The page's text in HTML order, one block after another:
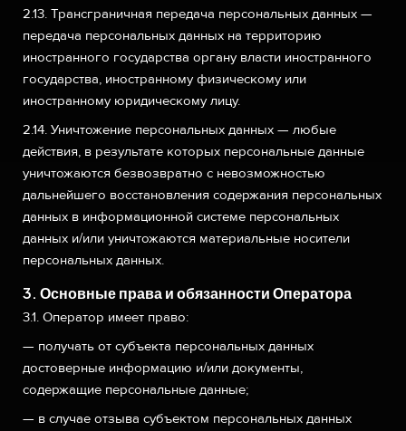
2.13. Трансграничная передача персональных данных —
передача персональных данных на территорию
иностранного государства органу власти иностранного
государства, иностранному физическому или
иностранному юридическому лицу.
2.14. Уничтожение персональных данных — любые
действия, в результате которых персональные данные
уничтожаются безвозвратно с невозможностью
дальнейшего восстановления содержания персональных
данных в информационной системе персональных
данных и/или уничтожаются материальные носители
персональных данных.
3. Основные права и обязанности Оператора
3.1. Оператор имеет право:
— получать от субъекта персональных данных
достоверные информацию и/или документы,
содержащие персональные данные;
— в случае отзыва субъектом персональных данных